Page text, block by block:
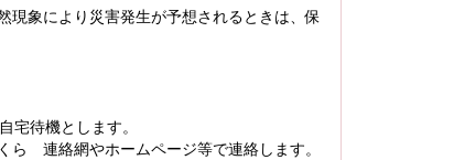
象により災害発生が予想されるときは、保
宅待機とします。
ら 連絡網やホームページ等で連絡します。